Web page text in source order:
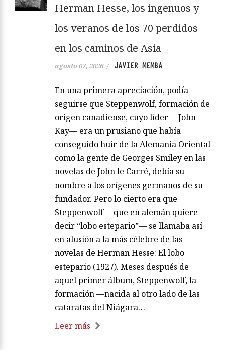
Herman Hesse, los ingenuos y
los veranos de los 70 perdidos
en los caminos de Asia
agosto 07, 2026 / JAVIER MEMBA
En una primera apreciación, podía
seguirse que Steppenwolf, formación de
origen canadiense, cuyo líder —John
Kay— era un prusiano que había
conseguido huir de la Alemania Oriental
como la gente de Georges Smiley en las
novelas de John le Carré, debía su
nombre a los orígenes germanos de su
fundador. Pero lo cierto era que
Steppenwolf —que en alemán quiere
decir “lobo estepario”— se llamaba así
en alusión a la más célebre de las
novelas de Herman Hesse: El lobo
estepario (1927). Meses después de
aquel primer álbum, Steppenwolf, la
formación —nacida al otro lado de las
cataratas del Niágara…
Leer más